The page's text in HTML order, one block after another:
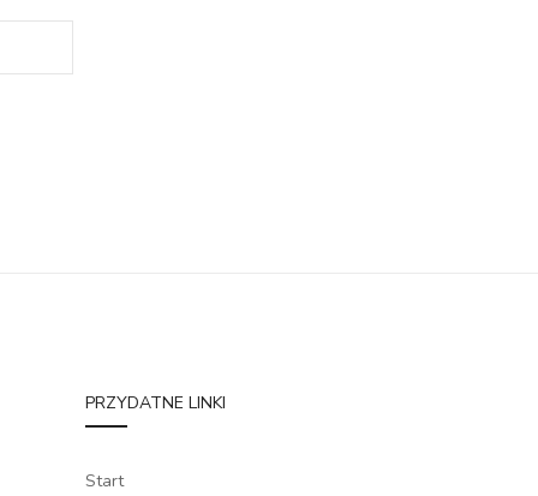
PRZYDATNE LINKI
Start